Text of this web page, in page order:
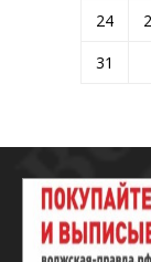
24
31